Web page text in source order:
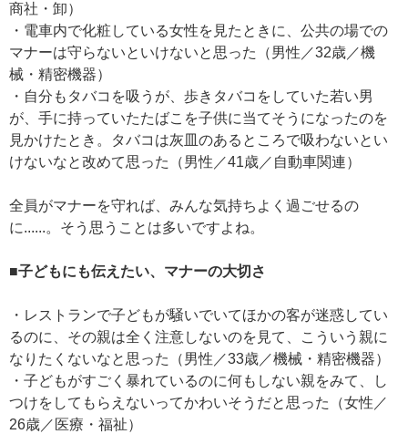
商社・卸）
・電車内で化粧している女性を見たときに、公共の場での
マナーは守らないといけないと思った（男性／32歳／機
械・精密機器）
・自分もタバコを吸うが、歩きタバコをしていた若い男
が、手に持っていたたばこを子供に当てそうになったのを
見かけたとき。タバコは灰皿のあるところで吸わないとい
けないなと改めて思った（男性／41歳／自動車関連）
全員がマナーを守れば、みんな気持ちよく過ごせるの
に......。そう思うことは多いですよね。
■子どもにも伝えたい、マナーの大切さ
・レストランで子どもが騒いでいてほかの客が迷惑してい
るのに、その親は全く注意しないのを見て、こういう親に
なりたくないなと思った（男性／33歳／機械・精密機器）
・子どもがすごく暴れているのに何もしない親をみて、し
つけをしてもらえないってかわいそうだと思った（女性／
26歳／医療・福祉）